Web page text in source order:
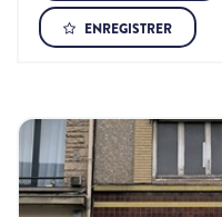
ENREGISTRER